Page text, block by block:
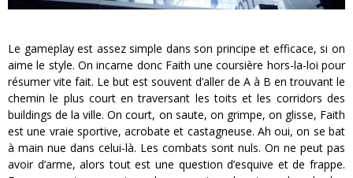
Le gameplay est assez simple dans son principe et efficace, si on
aime le style. On incarne donc Faith une coursière hors-la-loi pour
résumer vite fait. Le but est souvent d’aller de A à B en trouvant le
chemin le plus court en traversant les toits et les corridors des
buildings de la ville. On court, on saute, on grimpe, on glisse, Faith
est une vraie sportive, acrobate et castagneuse. Ah oui, on se bat
à main nue dans celui-là. Les combats sont nuls. On ne peut pas
avoir d’arme, alors tout est une question d’esquive et de frappe.